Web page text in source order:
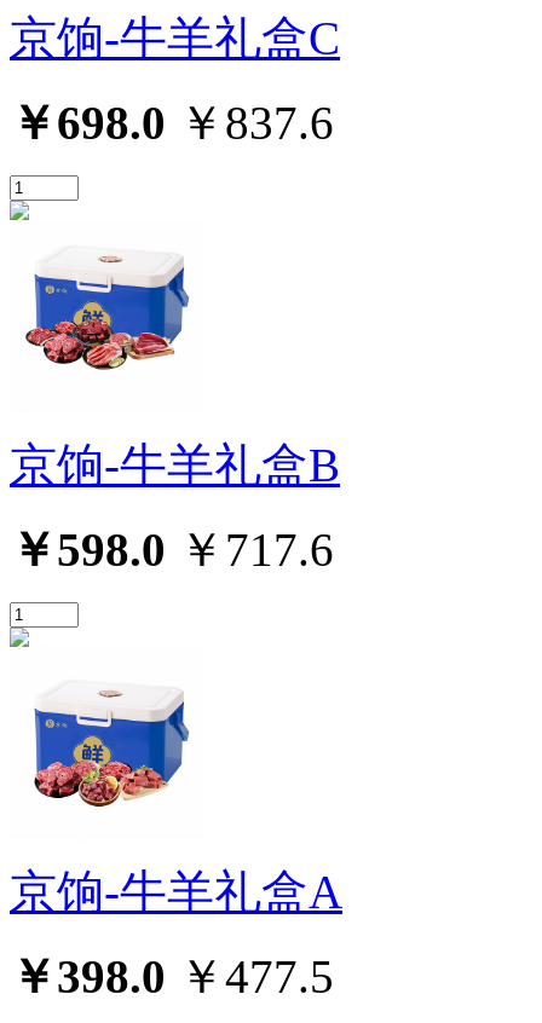
京饷-牛羊礼盒C
￥698.0 ￥837.6
京饷-牛羊礼盒B
￥598.0 ￥717.6
京饷-牛羊礼盒A
￥398.0 ￥477.5